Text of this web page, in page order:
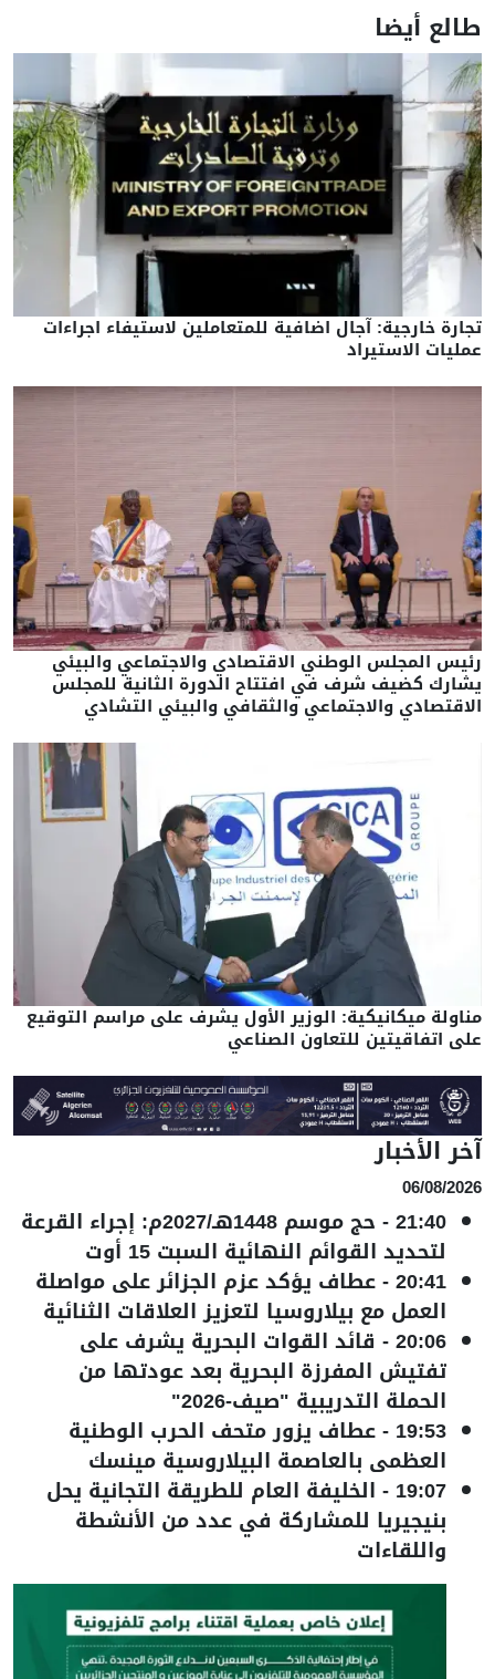
طالع أيضا
تجارة خارجية: آجال اضافية للمتعاملين لاستيفاء اجراءات
عمليات الاستيراد
رئيس المجلس الوطني الاقتصادي والاجتماعي والبيئي
يشارك كضيف شرف في افتتاح الدورة الثانية للمجلس
الاقتصادي والاجتماعي والثقافي والبيئي التشادي
مناولة ميكانيكية: الوزير الأول يشرف على مراسم التوقيع
على اتفاقيتين للتعاون الصناعي
آخر الأخبار
06/08/2026
21:40
- حج موسم 1448هـ/2027م: إجراء القرعة
لتحديد القوائم النهائية السبت 15 أوت
20:41
-عطاف يؤكد عزم الجزائر على مواصلة
العمل مع بيلاروسيا لتعزيز العلاقات الثنائية
20:06
- قائد القوات البحرية يشرف على
تفتيش المفرزة البحرية بعد عودتها من
الحملة التدريبية "صيف-2026"
19:53
-عطاف يزور متحف الحرب الوطنية
العظمى بالعاصمة البيلاروسية مينسك
19:07
- الخليفة العام للطريقة التجانية يحل
بنيجيريا للمشاركة في عدد من الأنشطة
واللقاءات